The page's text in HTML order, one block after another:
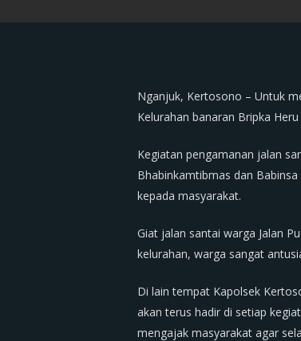
Nganjuk, Kertosono – Untuk
Kelurahan banaran Bripka
Kegiatan pengamanan jalan
Bhabinkamtibmas dan
kepada masyarakat.
Giat jalan santai warga Jalan
kelurahan, warga sangat
Di lain tempat Kapolsek
akan terus hadir di setiap
mengajak masyarakat agar